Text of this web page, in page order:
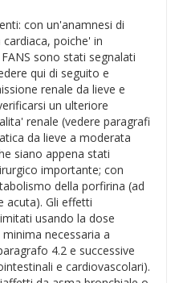
con un'anamnesi di
poiche' in
sono stati segnalati
qui di seguito e
renale da lieve e
un ulteriore
renale (vedere paragrafi
da lieve a moderata
siano appena stati
importante; con
della porfirina (ad
acuta). Gli effetti
usando la dose
necessaria a
4.2 e successive
e cardiovascolari).